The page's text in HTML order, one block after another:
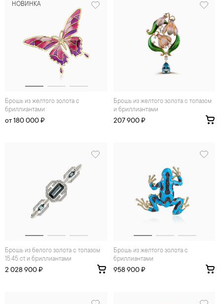
НОВИНКА
Брошь из желтого золота с
бриллиантами
от 180 000 ₽
Брошь из желтого золота с топазом
и бриллиантами
207 900 ₽
Брошь из белого золота с топазом
15.45 ct и бриллиантами
2 028 900 ₽
Брошь из желтого золота с
бриллиантами
958 900 ₽